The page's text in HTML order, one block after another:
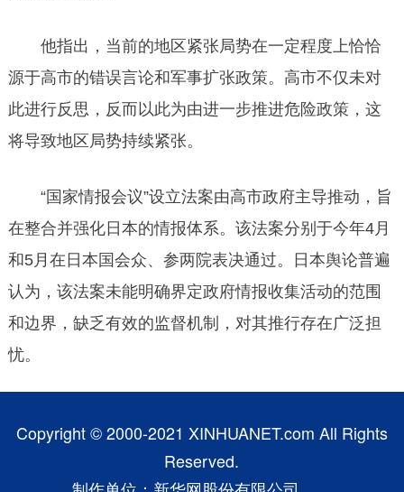
他指出，当前的地区紧张局势在一定程度上恰恰
源于高市的错误言论和军事扩张政策。高市不仅未对
此进行反思，反而以此为由进一步推进危险政策，这
将导致地区局势持续紧张。
“国家情报会议”设立法案由高市政府主导推动，旨
在整合并强化日本的情报体系。该法案分别于今年4月
和5月在日本国会众、参两院表决通过。日本舆论普遍
认为，该法案未能明确界定政府情报收集活动的范围
和边界，缺乏有效的监督机制，对其推行存在广泛担
忧。
Copyright © 2000-2021 XINHUANET.com All Rights
Reserved.